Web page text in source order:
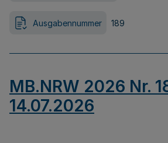
Ausgabennummer 189
MB.NRW 2026 Nr.
14.07.2026